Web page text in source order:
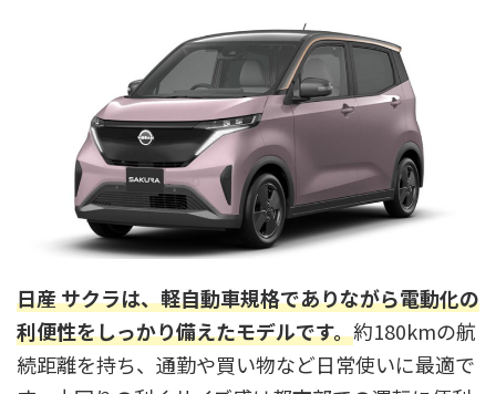
日産 サクラは、軽自動車規格でありながら電動化の
利便性をしっかり備えたモデルです。約180kmの航
続距離を持ち、通勤や買い物など日常使いに最適で